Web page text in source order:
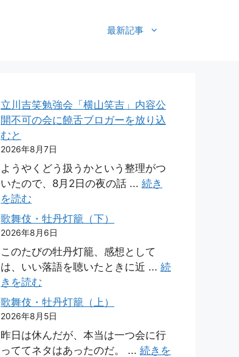
最新記事
立川吉笑勉強会「横山笑吉」内容公
開不可の会に饒舌ブロガーを放り込
むと
2026年8月7日
ようやくどう扱うかという整理がつ
いたので、8月2日の夜の話 ... 続き
を読む
歌舞伎・牡丹灯籠（下）
2026年8月6日
このたびの牡丹灯籠、感想として
は、いい落語を聴いたときに近 ... 続
きを読む
歌舞伎・牡丹灯籠（上）
2026年8月5日
昨日は休んだが、本当は一つ会に行
っててネタはあったのだ。 ... 続きを